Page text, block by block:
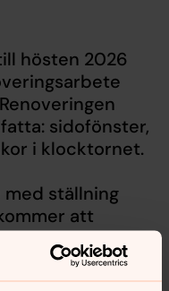
hösten 2026
sidofönster,
i klocktornet.
ställning
att
att kyrko-och
med